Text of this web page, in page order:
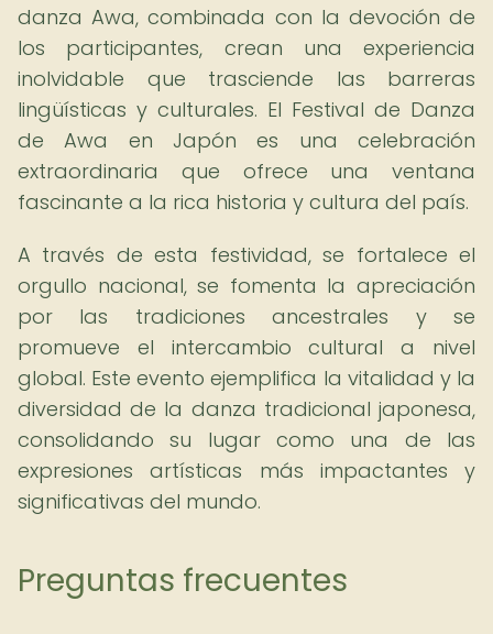
danza Awa, combinada con la devoción de
los participantes, crean una experiencia
inolvidable que trasciende las barreras
lingüísticas y culturales. El Festival de Danza
de Awa en Japón es una celebración
extraordinaria que ofrece una ventana
fascinante a la rica historia y cultura del país.
A través de esta festividad, se fortalece el
orgullo nacional, se fomenta la apreciación
por las tradiciones ancestrales y se
promueve el intercambio cultural a nivel
global. Este evento ejemplifica la vitalidad y la
diversidad de la danza tradicional japonesa,
consolidando su lugar como una de las
expresiones artísticas más impactantes y
significativas del mundo.
Preguntas frecuentes